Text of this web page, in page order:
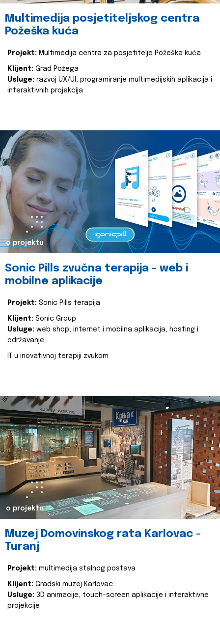
Multimedija posjetiteljskog centra
Požeška kuća
Projekt: Multimedija centra za posjetitelje Požeška kuća
Klijent: Grad Požega
Usluge: razvoj UX/UI, programiranje multimedijskih aplikacija i
interaktivnih projekcija
o projektu
Sonic Pills zvučna terapija - web i
mobilne aplikacije
Projekt: Sonic Pills terapija
Klijent: Sonic Group
Usluge: web shop, internet i mobilna aplikacija, hosting i
održavanje
IT u inovativnoj terapiji zvukom
o projektu
Muzej Domovinskog rata Karlovac -
Turanj
Projekt: multimedija stalnog postava
Klijent: Gradski muzej Karlovac
Usluge: 3D animacije, touch-screen aplikacije i interaktivne
projekcije